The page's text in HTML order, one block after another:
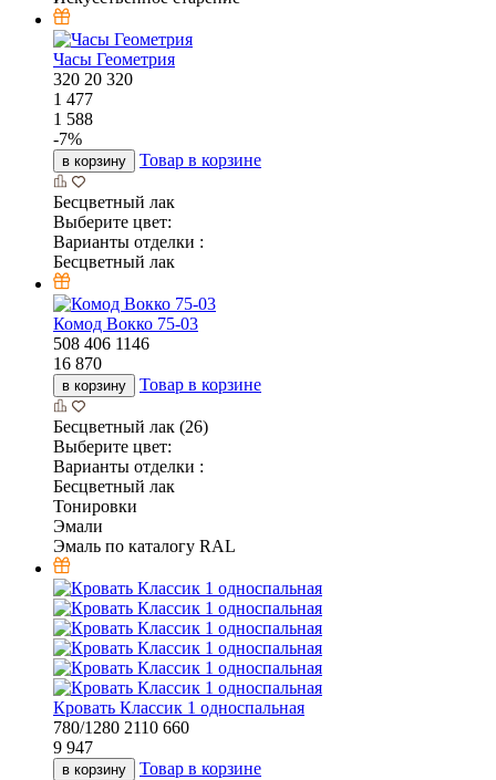
Часы Геометрия
320 20 320
1 477
1 588
-7%
в корзину Товар в корзине
Бесцветный лак
Выберите цвет:
Варианты отделки :
Бесцветный лак
Комод Вокко 75-03
508 406 1146
16 870
в корзину Товар в корзине
Бесцветный лак (26)
Выберите цвет:
Варианты отделки :
Бесцветный лак
Тонировки
Эмали
Эмаль по каталогу RAL
Кровать Классик 1 односпальная
780/1280 2110 660
9 947
в корзину Товар в корзине